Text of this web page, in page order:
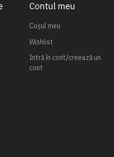
Contul meu
Coșul meu
Wishlist
Intră în cont/creează un
cont